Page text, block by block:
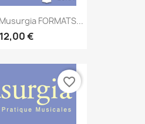
FORMATS...
€
favorite_border